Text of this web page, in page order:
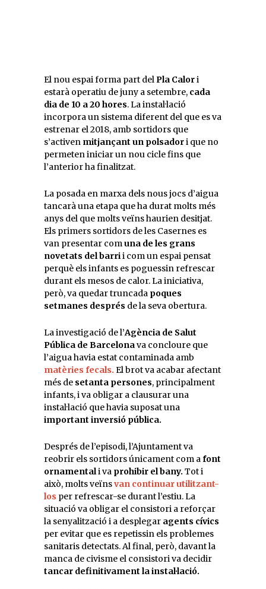
El nou espai forma part del Pla Calori
estarà operatiu de juny a setembre, cada
dia de 10 a 20 hores. La instal·lació
incorpora un sistema diferent del que es va
estrenar el 2018, amb sortidors que
s’activen mitjançant un polsadori que no
permeten iniciar un nou cicle fins que
l’anterior ha finalitzat.
La posada en marxa dels nous jocs d’aigua
tancarà una etapa que ha durat molts més
anys del que molts veïns haurien desitjat.
Els primers sortidors de les Casernes es
van presentar com una de les grans
novetats del barrii com un espai pensat
perquè els infants es poguessin refrescar
durant els mesos de calor. La iniciativa,
però, va quedar truncada poques
setmanes després de la seva obertura.
La investigació de l’Agència de Salut
Pública de Barcelonava concloure que
l’aigua havia estat contaminada amb
matèries fecals. El brot va acabar afectant
més de setanta persones, principalment
infants, i va obligar a clausurar una
instal·lació que havia suposat una
important inversió pública.
Després de l’episodi, l’Ajuntament va
reobrir els sortidors únicament com a font
ornamentali va prohibir el bany. Tot i
això, molts veïnsvan continuar utilitzant-
los per refrescar-se durant l’estiu. La
situació va obligar el consistori a reforçar
la senyalització i a desplegar agents cívics
per evitar que es repetissin els problemes
sanitaris detectats. Al final, però, davant la
manca de civisme el consistori va decidir
tancar definitivament la instal·lació.